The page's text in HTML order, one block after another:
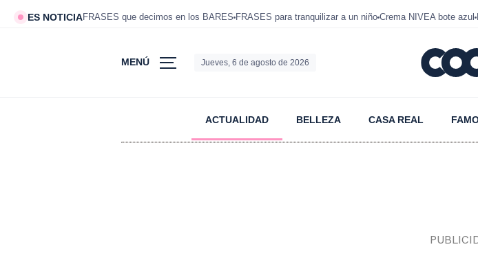
ES NOTICIAFRASES que decimos en los BARES FRASES para tranquilizar a un niño Crema NIVEA bote azul
MENÚ Jueves, 6 de agosto de 2026
ACTUALIDAD BELLEZA CASA REAL